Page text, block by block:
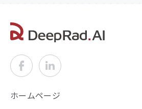
ホームページ